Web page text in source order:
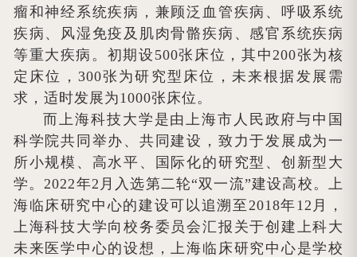
瘤和神经系统疾病，兼顾泛血管疾病、呼吸系统
疾病、风湿免疫及肌肉骨骼疾病、感官系统疾病
等重大疾病。初期设500张床位，其中200张为核
定床位，300张为研究型床位，未来根据发展需
求，适时发展为1000张床位。
而上海科技大学是由上海市人民政府与中国
科学院共同举办、共同建设，致力于发展成为一
所小规模、高水平、国际化的研究型、创新型大
学。2022年2月入选第二轮“双一流”建设高校。上
海临床研究中心的建设可以追溯至2018年12月，
上海科技大学向校务委员会汇报关于创建上科大
未来医学中心的设想，上海临床研究中心是学校